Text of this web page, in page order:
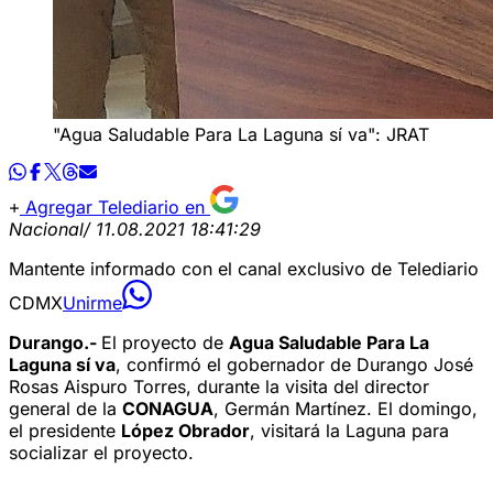
"Agua Saludable Para La Laguna sí va": JRAT
Agregar Telediario en
Nacional/ 11.08.2021 18:41:29
Mantente informado con el canal exclusivo de Telediario
CDMXUnirme
Durango.- El proyecto de Agua Saludable Para La
Laguna sí va, confirmó el gobernador de Durango José
Rosas Aispuro Torres, durante la visita del director
general de la CONAGUA, Germán Martínez. El domingo,
el presidente López Obrador, visitará la Laguna para
socializar el proyecto.